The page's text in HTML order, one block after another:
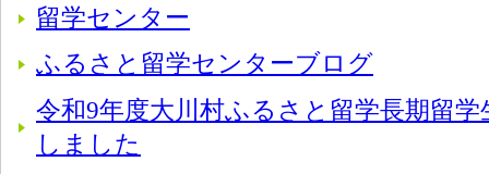
留学センター
ふるさと留学センターブログ
令和9年度大川村ふるさと留学長期留
しました